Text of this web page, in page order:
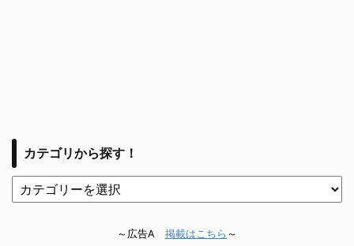
カテゴリから探す！
～広告A 掲載はこちら ～